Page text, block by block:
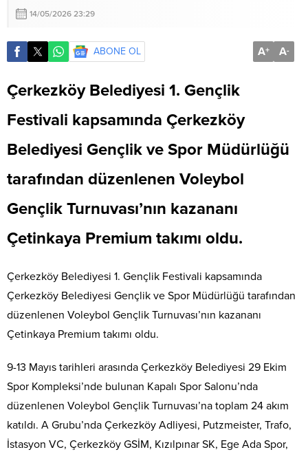
14/05/2026 23:29
ABONE OL A+ A-
Çerkezköy Belediyesi 1. Gençlik
Festivali kapsamında Çerkezköy
Belediyesi Gençlik ve Spor Müdürlüğü
tarafından düzenlenen Voleybol
Gençlik Turnuvası’nın kazananı
Çetinkaya Premium takımı oldu.
Çerkezköy Belediyesi 1. Gençlik Festivali kapsamında
Çerkezköy Belediyesi Gençlik ve Spor Müdürlüğü tarafından
düzenlenen Voleybol Gençlik Turnuvası’nın kazananı
Çetinkaya Premium takımı oldu.
9-13 Mayıs tarihleri arasında Çerkezköy Belediyesi 29 Ekim
Spor Kompleksi’nde bulunan Kapalı Spor Salonu’nda
düzenlenen Voleybol Gençlik Turnuvası’na toplam 24 akım
katıldı. A Grubu’nda Çerkezköy Adliyesi, Putzmeister, Trafo,
İstasyon VC, Çerkezköy GSİM, Kızılpınar SK, Ege Ada Spor,